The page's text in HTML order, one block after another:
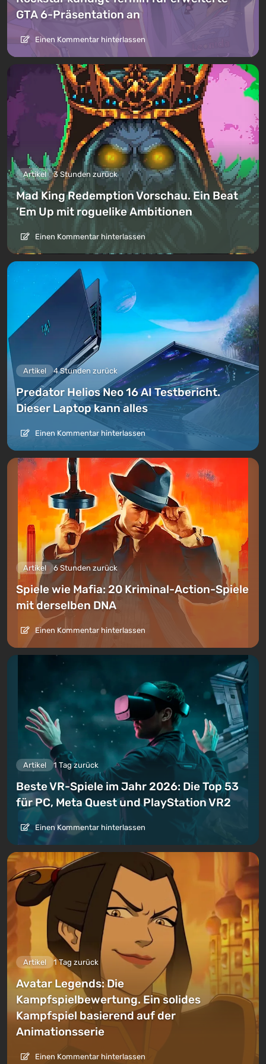
GTA 6-Präsentation an
Einen Kommentar hinterlassen
Artikel 3 Stunden zurück
Mad King Redemption Vorschau. Ein Beat
’Em Up mit roguelike Ambitionen
Einen Kommentar hinterlassen
Artikel 4 Stunden zurück
Predator Helios Neo 16 AI Testbericht.
Dieser Laptop kann alles
Einen Kommentar hinterlassen
Artikel 6 Stunden zurück
Spiele wie Mafia: 20 Kriminal-Action-Spiele
mit derselben DNA
Einen Kommentar hinterlassen
Artikel 1 Tag zurück
Beste VR-Spiele im Jahr 2026: Die Top 53
für PC, Meta Quest und PlayStation VR2
Einen Kommentar hinterlassen
Artikel 1 Tag zurück
Avatar Legends: Die
Kampfspielbewertung. Ein solides
Kampfspiel basierend auf der
Animationsserie
Einen Kommentar hinterlassen